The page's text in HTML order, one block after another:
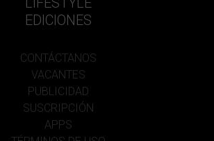
EDICIONES
CONTÁCTANOS
VACANTES
PUBLICIDAD
SUSCRIPCIÓN
APPS